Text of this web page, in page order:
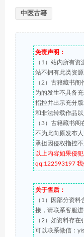
中医古籍
免责声明：
（1）站内所有
站不拥有此类资
（2）古籍藏书
为的发生不具备
指控并出示充分
和非法转载作品
（3）古籍藏书
不为此向原发布
承担因侵权指控
以上内容如果侵
qq:122593197 我
关于售后：
（1）因部分资
接，请联系客服进
（2）如资料存
可以联系微信：